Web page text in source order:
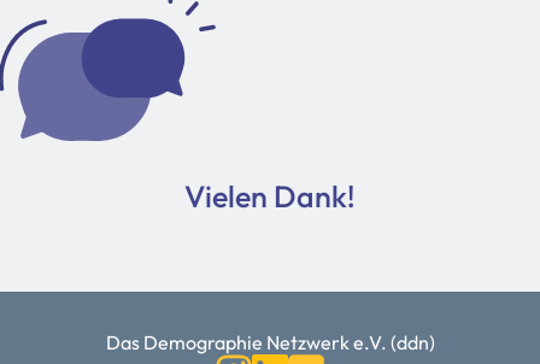
Vielen Dank!
Das Demographie Netzwerk e.V. (ddn)